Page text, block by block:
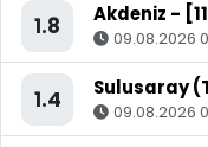
1.8 Akdeniz -
09.08.2026
1.4 Sulusaray
09.08.2026